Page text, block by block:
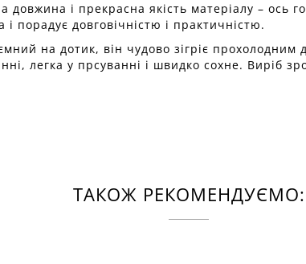
і прекрасна якість матеріалу – ось
порадує довговічністю і практичністю.
на дотик, він чудово зігріє прохолодним
легка у прсуванні і швидко сохне. Виріб
ТАКОЖ РЕКОМЕНДУЄМО: